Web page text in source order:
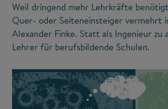
Weil dringend mehr Lehrkräfte
Quer- oder Seiteneinsteiger vermehrt
Alexander Finke. Statt als Ingenieur zu
Lehrer für berufsbildende Schulen.